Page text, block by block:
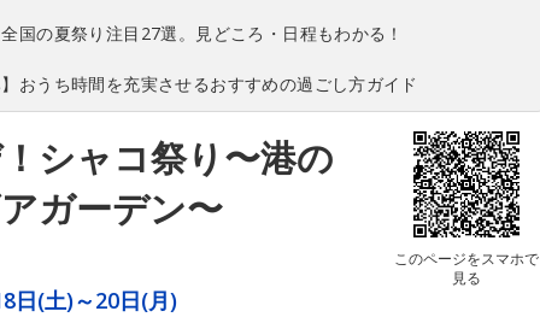
全国の夏祭り注目27選。見どころ・日程もわかる！
】おうち時間を充実させるおすすめの過ごし方ガイド
シャコ祭り〜港の
ガーデン〜
このページをスマホで
見る
日(土)～20日(月)